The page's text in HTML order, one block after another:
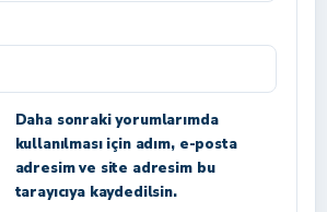
Daha sonraki yorumlarımda
kullanılması için adım, e-posta
adresim ve site adresim bu
tarayıcıya kaydedilsin.